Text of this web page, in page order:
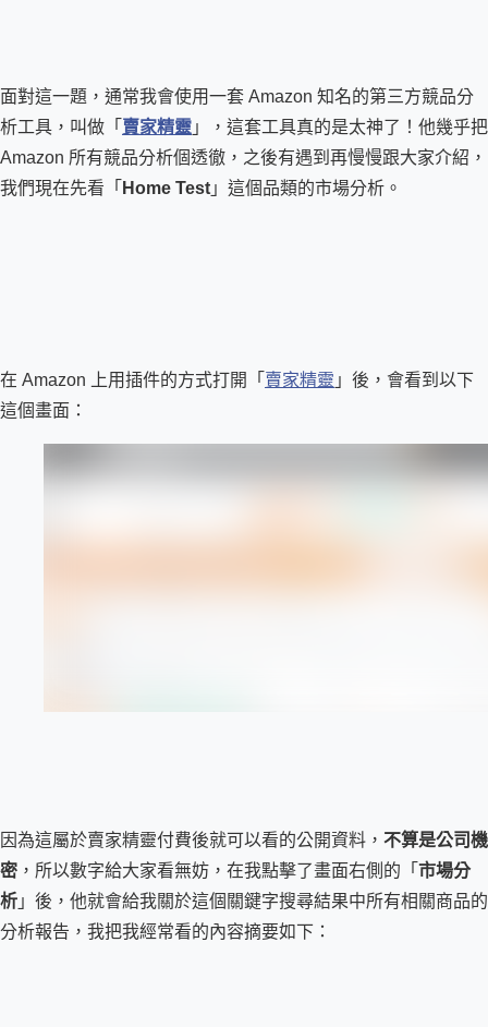
面對這一題，通常我會使用一套 Amazon 知名的第三方競品分
析工具，叫做「 賣家精靈 」，這套工具真的是太神了！他幾乎把
Amazon 所有競品分析個透徹，之後有遇到再慢慢跟大家介紹，
我們現在先看「 Home Test 」這個品類的市場分析。
在 Amazon 上用插件的方式打開「 賣家精靈 」後，會看到以下
這個畫面：
因為這屬於賣家精靈付費後就可以看的公開資料， 不算是公司機
密 ，所以數字給大家看無妨，在我點擊了畫面右側的「 市場分
析 」後，他就會給我關於這個關鍵字搜尋結果中所有相關商品的
分析報告，我把我經常看的內容摘要如下：